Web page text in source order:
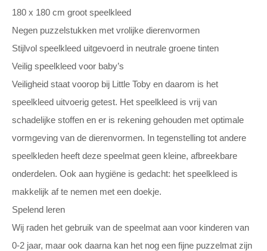
180 x 180 cm groot speelkleed
Negen puzzelstukken met vrolijke dierenvormen
Stijlvol speelkleed uitgevoerd in neutrale groene tinten
Veilig speelkleed voor baby’s
Veiligheid staat voorop bij Little Toby en daarom is het
speelkleed uitvoerig getest. Het speelkleed is vrij van
schadelijke stoffen en er is rekening gehouden met optimale
vormgeving van de dierenvormen. In tegenstelling tot andere
speelkleden heeft deze speelmat geen kleine, afbreekbare
onderdelen. Ook aan hygiëne is gedacht: het speelkleed is
makkelijk af te nemen met een doekje.
Spelend leren
Wij raden het gebruik van de speelmat aan voor kinderen van
0-2 jaar, maar ook daarna kan het nog een fijne puzzelmat zijn